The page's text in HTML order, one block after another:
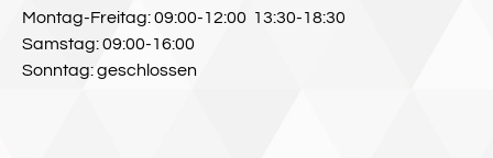
Montag-Freitag: 09:00-12:00 13:30-18:30
Samstag: 09:00-16:00
​Sonntag: geschlossen